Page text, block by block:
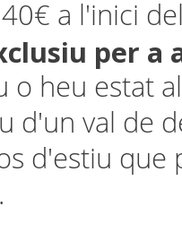
a l'inici
per a
o heu estat
d'un val de
d'estiu que